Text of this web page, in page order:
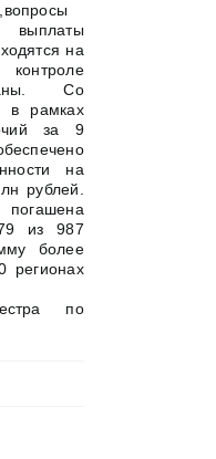
на
Со
в рамках
за 9
на
рублей.
из 987
более
регионах
по